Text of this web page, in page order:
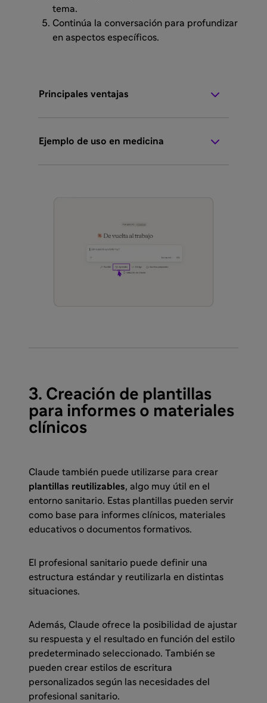
tema.
Continúa la conversación para profundizar
en aspectos específicos.
Principales ventajas
Ejemplo de uso en medicina
3. Creación de plantillas
para informes o materiales
clínicos
Claude también puede utilizarse para crear
plantillas reutilizables, algo muy útil en el
entorno sanitario. Estas plantillas pueden servir
como base para informes clínicos, materiales
educativos o documentos formativos.
El profesional sanitario puede definir una
estructura estándar y reutilizarla en distintas
situaciones.
Además, Claude ofrece la posibilidad de ajustar
su respuesta y el resultado en función del estilo
predeterminado seleccionado. También se
pueden crear estilos de escritura
personalizados según las necesidades del
profesional sanitario.